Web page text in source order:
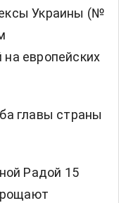
Украины (№
европейских
главы страны
Радой 15